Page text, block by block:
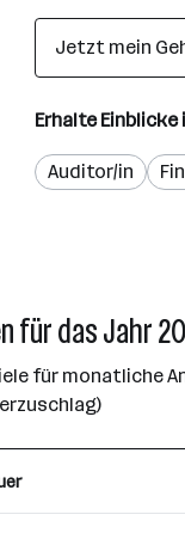
Jetzt mein
Erhalte Einblicke
Auditor/in
für das Jahr
für monatliche